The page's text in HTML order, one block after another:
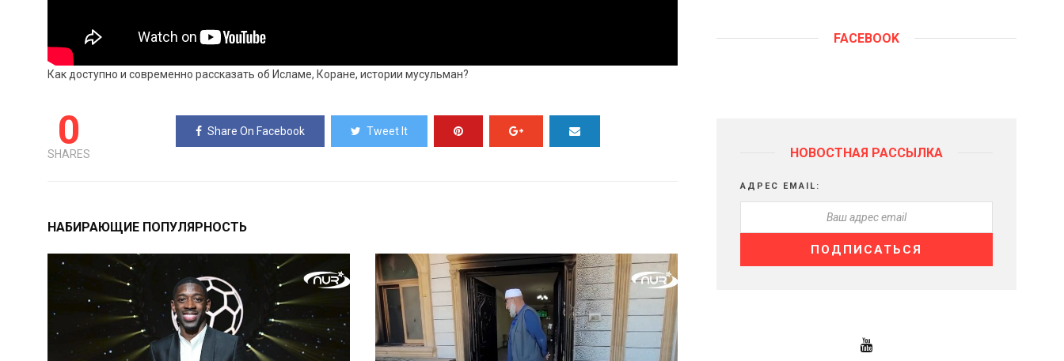
Как доступно и современно рассказать об Исламе, Коране, истории мусульман?
0
SHARES
Share On Facebook Tweet It
НАБИРАЮЩИЕ ПОПУЛЯРНОСТЬ
FACEBOOK
НОВОСТНАЯ РАССЫЛКА
АДРЕС EMAIL: